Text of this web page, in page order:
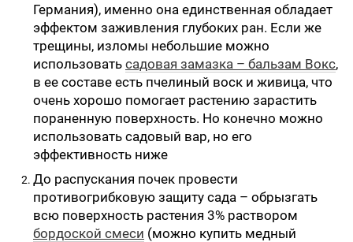
Германия), именно она единственная обладает
эффектом заживления глубоких ран. Если же
трещины, изломы небольшие можно
использовать садовая замазка – бальзам Вокс,
в ее составе есть пчелиный воск и живица, что
очень хорошо помогает растению зарастить
пораненную поверхность. Но конечно можно
использовать садовый вар, но его
эффективность ниже
До распускания почек провести
противогрибковую защиту сада – обрызгать
всю поверхность растения 3% раствором
бордоской смеси (можно купить медный